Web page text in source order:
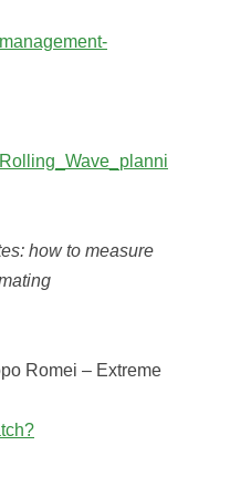
how to measure
Romei – Extreme